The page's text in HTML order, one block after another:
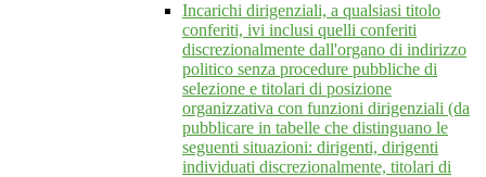
Incarichi dirigenziali, a qualsiasi titolo
conferiti, ivi inclusi quelli conferiti
discrezionalmente dall'organo di indirizzo
politico senza procedure pubbliche di
selezione e titolari di posizione
organizzativa con funzioni dirigenziali (da
pubblicare in tabelle che distinguano le
seguenti situazioni: dirigenti, dirigenti
individuati discrezionalmente, titolari di